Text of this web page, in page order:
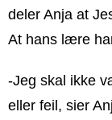
deler Anja at
At hans lære
-Jeg skal ikke
eller feil, sier